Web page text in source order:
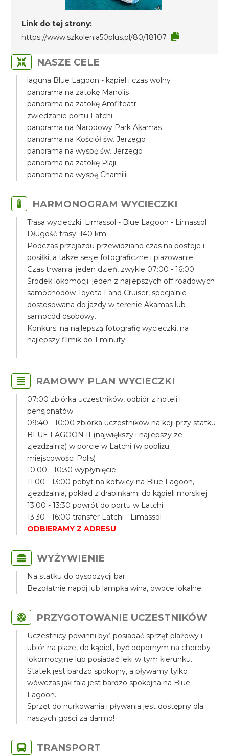
Link do tej strony:
https://www.szkolenia50plus.pl/80/18107
NASZE CELE
laguna Blue Lagoon - kąpiel i czas wolny
panorama na zatokę Manolis
panorama na zatokę Amfiteatr
zwiedzanie portu Latchi
panorama na Narodowy Park Akamas
panorama na Kościół św. Jerzego
panorama na wyspę św. Jerzego
panorama na zatokę Plaji
panorama na wyspę Chamilii
HARMONOGRAM WYCIECZKI
Trasa wycieczki: Limassol - Blue Lagoon - Limassol
Długość trasy: 140 km
Podczas przejazdu przewidziano czas na postoje i
posiłki, a także sesje fotograficzne i plażowanie
Czas trwania: jeden dzień, zwykle 07:00 - 16:00
Środek lokomocji: jeden z najlepszych off roadowych
samochodów Toyota Land Cruiser, specjalnie
dostosowana do jazdy w terenie Akamas lub
samocód osobowy.
Konkurs: na najlepszą fotografię wycieczki, na
najlepszy filmik do 1 minuty
RAMOWY PLAN WYCIECZKI
07:00 zbiórka uczestników, odbiór z hoteli i
pensjonatów
09:40 - 10:00 zbiórka uczestników na keji przy statku
BLUE LAGOON II (największy i najlepszy ze
zjeżdżalnią) w porcie w Latchi (w pobliżu
miejscowości Polis)
10:00 - 10:30 wypłynięcie
11:00 - 13:00 pobyt na kotwicy na Blue Lagoon,
zjeżdżalnia, pokład z drabinkami do kąpieli morskiej
13:00 - 13:30 powrót do portu w Latchi
13:30 - 16:00 transfer Latchi - Limassol
ODBIERAMY Z ADRESU
WYŻYWIENIE
Na statku do dyspozycji bar.
Bezpłatnie napój lub lampka wina, owoce lokalne.
PRZYGOTOWANIE UCZESTNIKÓW
Uczestnicy powinni być posiadać sprzęt plażowy i
ubiór na plaże, do kąpieli, być odpornym na choroby
lokomocyjne lub posiadać leki w tym kierunku.
Statek jest bardzo spokojny, a pływamy tylko
wówczas jak fala jest bardzo spokojna na Blue
Lagoon.
Sprzęt do nurkowania i pływania jest dostępny dla
naszych gości za darmo!
TRANSPORT